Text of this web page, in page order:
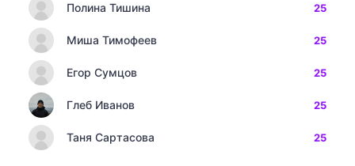
Полина Тишина 25
Миша Тимофеев 25
Егор Сумцов 25
Глеб Иванов 25
Таня Сартасова 25